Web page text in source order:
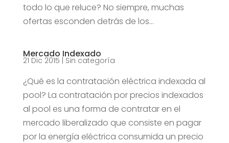
todo lo que reluce? No siempre, muchas
ofertas esconden detrás de los...
Mercado Indexado
21 Dic 2015 Sin categoría
¿Qué es la contratación eléctrica indexada al
pool? La contratación por precios indexados
al pool es una forma de contratar en el
mercado liberalizado que consiste en pagar
por la energía eléctrica consumida un precio